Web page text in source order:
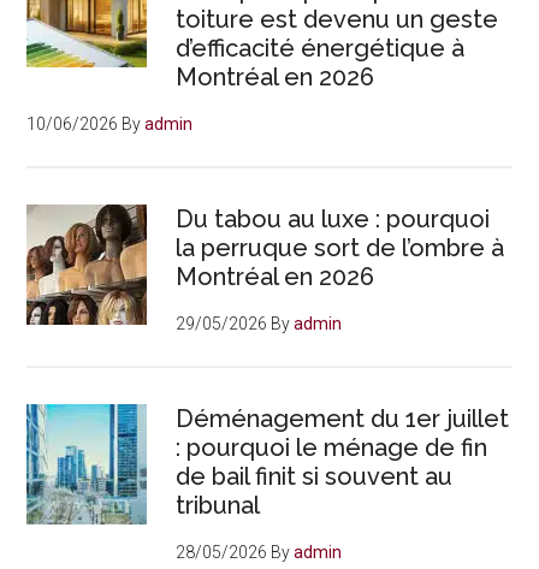
toiture est devenu un geste
d’efficacité énergétique à
Montréal en 2026
10/06/2026 Byadmin
Du tabou au luxe : pourquoi
la perruque sort de l’ombre à
Montréal en 2026
29/05/2026 Byadmin
Déménagement du 1er juillet
: pourquoi le ménage de fin
de bail finit si souvent au
tribunal
28/05/2026 Byadmin